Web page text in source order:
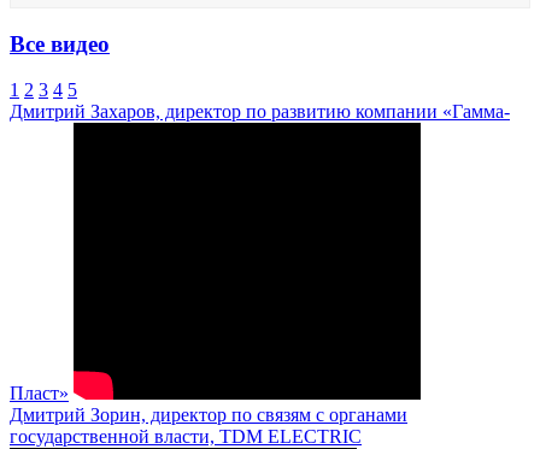
Все видео
1 2 3 4 5
Дмитрий Захаров, директор по развитию компании «Гамма-
Пласт»
Дмитрий Зорин, директор по связям с органами
государственной власти, TDM ELECTRIC